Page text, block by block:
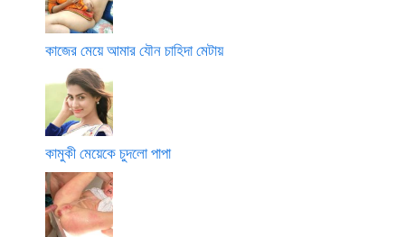
কাজের মেয়ে আমার যৌন চাহিদা মেটায়
কামুকী মেয়েকে চুদলো পাপা